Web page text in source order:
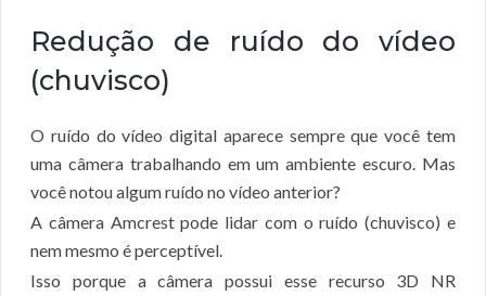
Redução de ruído do vídeo
(chuvisco)
O ruído do vídeo digital aparece sempre que você tem
uma câmera trabalhando em um ambiente escuro. Mas
você notou algum ruído no vídeo anterior?
A câmera Amcrest pode lidar com o ruído (chuvisco) e
nem mesmo é perceptível.
Isso porque a câmera possui esse recurso 3D NR